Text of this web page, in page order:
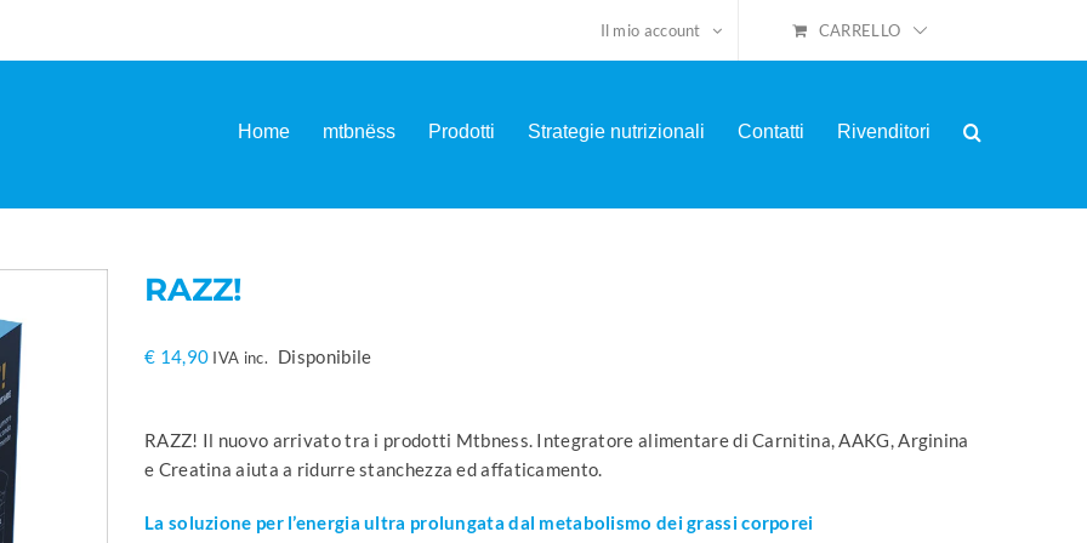
Il mio account CARRELLO
Home mtbnëss Prodotti Strategie nutrizionali Contatti Rivenditori
RAZZ!
€ 14,90 IVA inc. Disponibile
RAZZ! Il nuovo arrivato tra i prodotti Mtbness. Integratore alimentare di Carnitina, AAKG, Arginina
e Creatina aiuta a ridurre stanchezza ed affaticamento.
La soluzione per l’energia ultra prolungata dal metabolismo dei grassi corporei